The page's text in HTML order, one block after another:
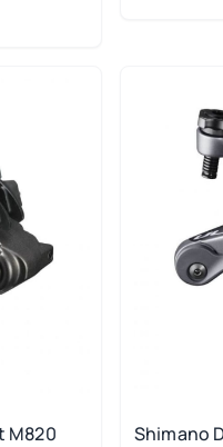
M820
Shimano